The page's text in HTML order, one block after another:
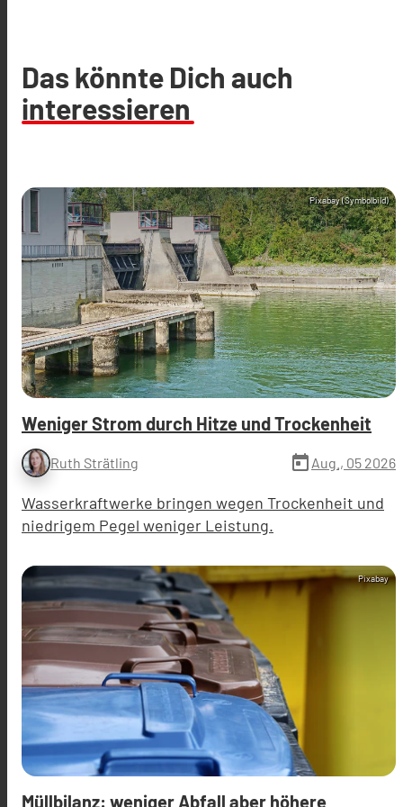
Das könnte Dich auch
interessieren
Pixabay (Symbolbild)
Weniger Strom durch Hitze und Trockenheit
Ruth Strätling today Aug., 05 2026
Wasserkraftwerke bringen wegen Trockenheit und
niedrigem Pegel weniger Leistung.
Pixabay
Müllbilanz: weniger Abfall aber höhere